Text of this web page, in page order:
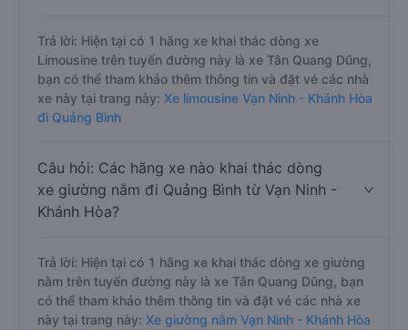
Trả lời: Hiện tại có 1 hãng xe khai thác dòng xe
Limousine trên tuyến đường này là xe Tân Quang Dũng,
bạn có thể tham khảo thêm thông tin và đặt vé các nhà
xe này tại trang này: Xe limousine Vạn Ninh - Khánh Hòa
đi Quảng Bình
Câu hỏi: Các hãng xe nào khai thác dòng
xe giường nằm đi Quảng Bình từ Vạn Ninh -
Khánh Hòa?
Trả lời: Hiện tại có 1 hãng xe khai thác dòng xe giường
nằm trên tuyến đường này là xe Tân Quang Dũng, bạn
có thể tham khảo thêm thông tin và đặt vé các nhà xe
này tại trang này: Xe giường nằm Vạn Ninh - Khánh Hòa